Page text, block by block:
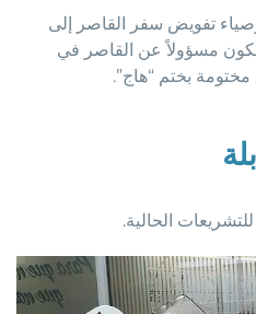
تفويض سفر القاصر إلى
مسؤولاً عن القاصر في
مختومة بختم “هاج”.
الحالية.